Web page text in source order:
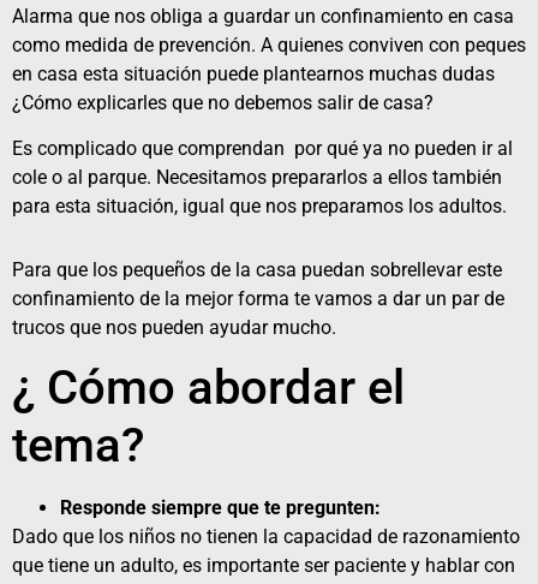
Alarma que nos obliga a guardar un confinamiento en casa
como medida de prevención. A quienes conviven con peques
en casa esta situación puede plantearnos muchas dudas
¿Cómo explicarles que no debemos salir de casa?
Es complicado que comprendan por qué ya no pueden ir al
cole o al parque. Necesitamos prepararlos a ellos también
para esta situación, igual que nos preparamos los adultos.
Para que los pequeños de la casa puedan sobrellevar este
confinamiento de la mejor forma te vamos a dar un par de
trucos que nos pueden ayudar mucho.
¿ Cómo abordar el
tema?
Responde siempre que te pregunten:
Dado que los niños no tienen la capacidad de razonamiento
que tiene un adulto, es importante ser paciente y hablar con